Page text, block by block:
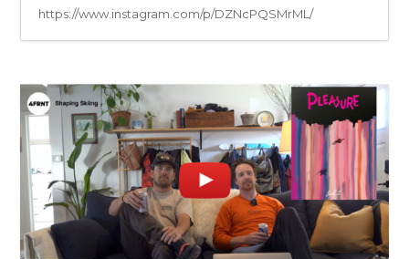
https://www.instagram.com/p/DZNcPQSMrML/